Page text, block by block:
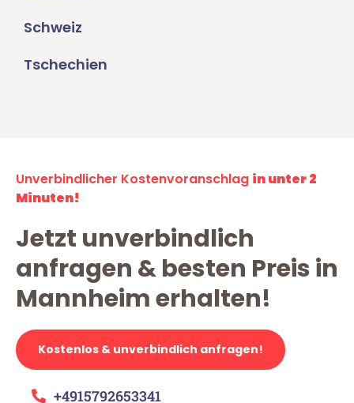
Schweiz
Tschechien
Unverbindlicher Kostenvoranschlag in unter 2
Minuten!
Jetzt unverbindlich
anfragen & besten Preis in
Mannheim erhalten!
Kostenlos & unverbindlich anfragen!
+4915792653341